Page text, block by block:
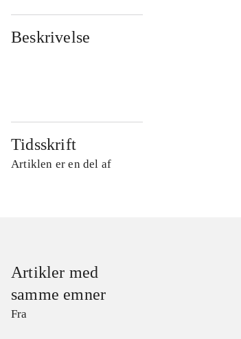
Beskrivelse
Tidsskrift
Artiklen er en del af
Artikler med
samme emner
Fra